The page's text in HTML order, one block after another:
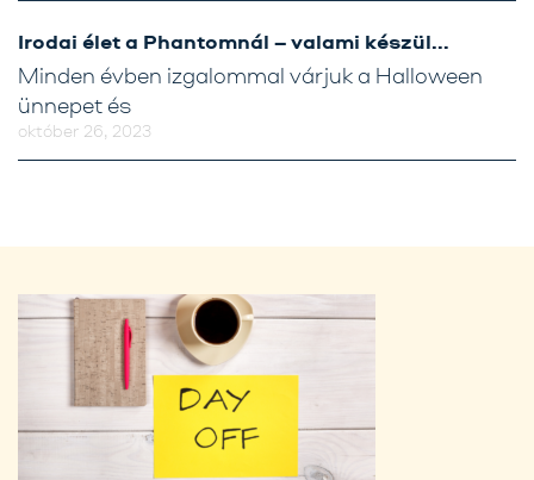
Irodai élet a Phantomnál – valami készül…
október 26, 2023
Minden évben izgalommal várjuk a Halloween
ünnepet és